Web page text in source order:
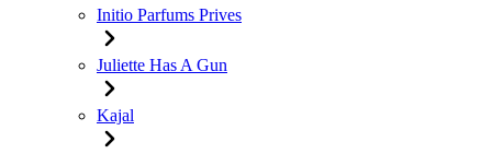
Initio Parfums Prives
Juliette Has A Gun
Kajal